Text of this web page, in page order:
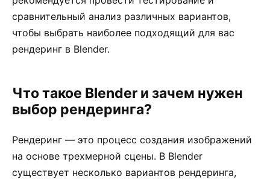
сравнительный анализ различных вариантов,
чтобы выбрать наиболее подходящий для вас
рендеринг в Blender.
Что такое Blender и зачем нужен
выбор рендеринга?
Рендеринг — это процесс создания изображений
на основе трехмерной сцены. В Blender
существует несколько вариантов рендеринга,